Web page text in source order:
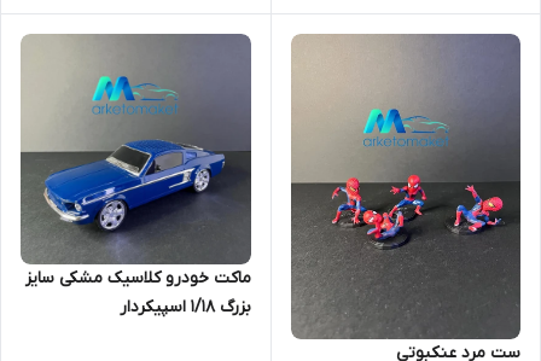
ست مرد عنکبوتی
ماکت خودرو کلاسیک مشکی سایز
بزرگ ۱/۱۸ اسپیکر‌دار